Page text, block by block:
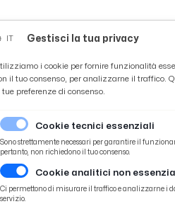
dopo la sconfitta al ''Cabassi'' di
Gestisci la tua privacy
i cookie per fornire funzionalità
il tuo consenso, per analizzarne il traffico.
tue preferenze di consenso.
Cookie tecnici essenziali
Sono strettamente necessari per garantire il
pertanto, non richiedono il tuo consenso.
Cookie analitici non
Ci permettono di misurare il traffico e analizzarne i
servizio.